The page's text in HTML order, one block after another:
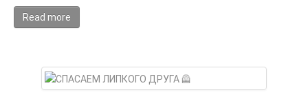
Read more